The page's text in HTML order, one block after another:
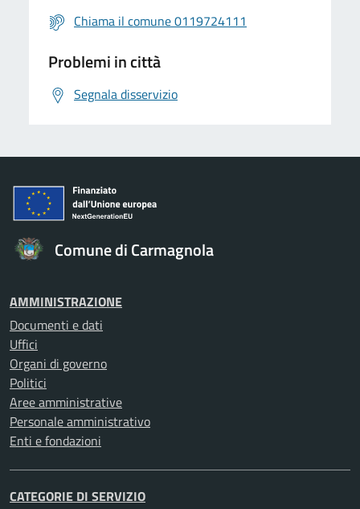
Chiama il comune 0119724111
Problemi in città
Segnala disservizio
Comune di Carmagnola
AMMINISTRAZIONE
Documenti e dati
Uffici
Organi di governo
Politici
Aree amministrative
Personale amministrativo
Enti e fondazioni
CATEGORIE DI SERVIZIO